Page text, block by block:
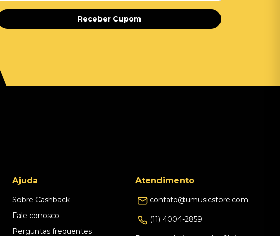
Receber Cupom
Ajuda
Sobre Cashback
Fale conosco
Perguntas frequentes
Atendimento
contato@umusicstore.com
(11) 4004-2859